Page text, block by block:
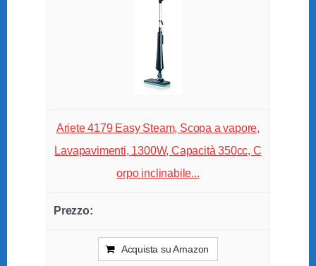
Ariete 4179 Easy Steam, Scopa a vapore,
Lavapavimenti, 1300W, Capacità 350cc, C
orpo inclinabile...
Acquista su Amazon